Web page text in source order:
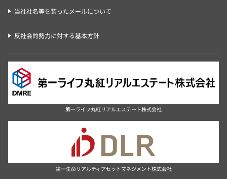
当社社名等を装ったメールについて
反社会的勢力に対する基本方針
第一ライフ丸紅リアルエステート株式会社
第一生命リアルティアセットマネジメント株式会社